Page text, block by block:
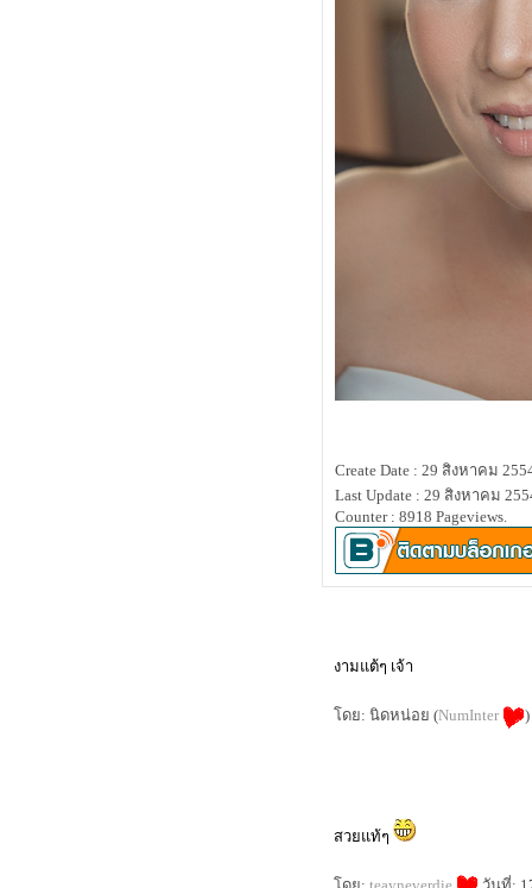
Create Date : 29 สิงหาคม
Last Update : 29 สิงหาคม
Counter : 8918 Pageviews.
งามแต้ๆ เจ้า
ดย: นิดหน่อย (NumInter
สวยแท้ๆ